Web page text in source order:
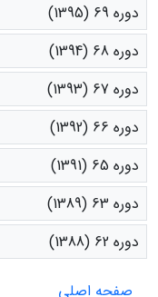
دوره 69 (1395)
دوره 68 (1394)
دوره 67 (1393)
دوره 66 (1392)
دوره 65 (1391)
دوره 63 (1389)
دوره 62 (1388)
صفحه اصلی